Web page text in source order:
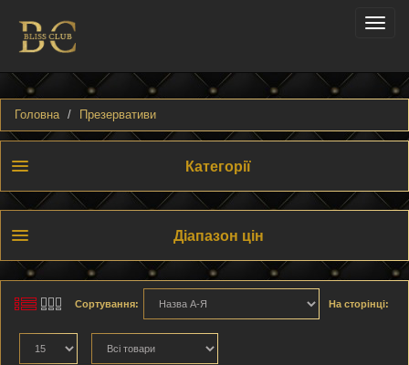
Toggle
Головна Презервативи
Категорії
Діапазон цін
Сортування: На сторінці: